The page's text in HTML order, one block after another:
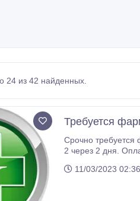
24 из 42 найденных.
Требуется
Срочно требуется фармацевт, провизор, медработник для работы в аптеке г.
2 через 2 дня.
11/03/2023 02:36